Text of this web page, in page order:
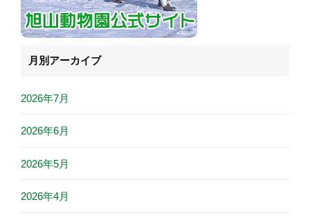
月別アーカイブ
2026年7月
2026年6月
2026年5月
2026年4月